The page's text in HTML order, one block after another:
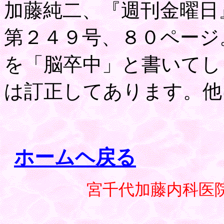
加藤純二、『週刊金曜
第２４９号、８０ペー
を「脳卒中」と書いて
は訂正してあります。
ホームヘ戻る
宮千代加藤内科医